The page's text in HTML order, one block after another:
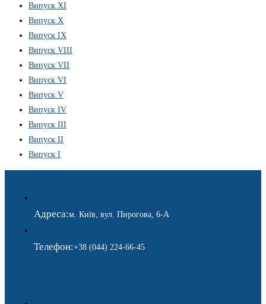
Випуск XI
Випуск X
Випуск IX
Випуск VIII
Випуск VII
Випуск VI
Випуск V
Випуск IV
Випуск III
Випуск II
Випуск I
Адреса:м. Київ, вул. Пирогова, 6-А
Телефон:+38 (044) 224-66-45